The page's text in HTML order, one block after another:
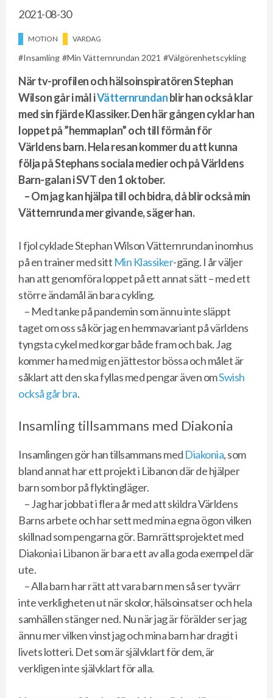
2021-08-30
MOTION VARDAG
Insamling Min Vätternrundan 2021 Välgörenhetscykling
När tv-profilen och hälsoinspiratören Stephan
Wilson går i mål iVätternrundanblir han också klar
med sin fjärde Klassiker. Den här gången cyklar han
loppet på ”hemmaplan” och till förmån för
Världens barn. Hela resan kommer du att kunna
följa på Stephans sociala medier och på Världens
Barn-galan i SVT den 1 oktober.
– Om jag kan hjälpa till och bidra, då blir också min
Vätternrunda mer givande, säger han.
I fjol cyklade Stephan Wilson Vätternrundan inomhus
på en trainer med sitt Min Klassiker-gäng. I år väljer
han att genomföra loppet på ett annat sätt – med ett
större ändamål än bara cykling.
– Med tanke på pandemin som ännu inte släppt
taget om oss så kör jag en hemmavariant på världens
tyngsta cykel med korgar både fram och bak. Jag
kommer ha med mig en jättestor bössa och målet är
såklart att den ska fyllas med pengar även omSwish
också går bra.
Insamling tillsammans med Diakonia
Insamlingen gör han tillsammans med Diakonia, som
bland annat har ett projekt i Libanon där de hjälper
barn som bor på flyktingläger.
– Jag har jobbat i flera år med att skildra Världens
Barns arbete och har sett med mina egna ögon vilken
skillnad som pengarna gör. Barnrättsprojektet med
Diakonia i Libanon är bara ett av alla goda exempel där
ute.
– Alla barn har rätt att vara barn men så ser tyvärr
inte verkligheten ut när skolor, hälsoinsatser och hela
samhällen stänger ned. Nu när jag är förälder ser jag
ännu mer vilken vinst jag och mina barn har dragit i
livets lotteri. Det som är självklart för dem, är
verkligen inte självklart för alla.